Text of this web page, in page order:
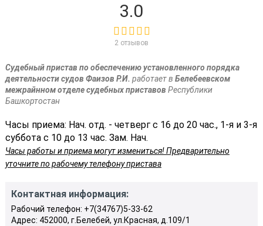
3.0
2 отзывов
Судебный пристав по обеспечению установленного порядка
деятельности судов Фаизов Р.И. работает в Белебеевском
межрайнном отделе судебных приставов Республики
Башкортостан
Часы приема: Нач. отд. - четверг с 16 до 20 час., 1-я и 3-я
суббота с 10 до 13 час. Зам. Нач.
Часы работы и приема могут измениться! Предварительно
уточните по рабочему телефону пристава
Контактная информация:
Рабочий телефон: +7(34767)5-33-62
Адрес: 452000, г.Белебей, ул.Красная, д.109/1